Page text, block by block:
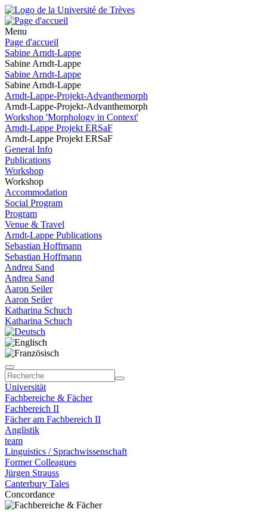
Menu
Page d'accueil
Sabine Arndt-Lappe
Sabine Arndt-Lappe
Sabine Arndt-Lappe
Sabine Arndt-Lappe
Arndt-Lappe-Projekt-Advanthemorph
Arndt-Lappe-Projekt-Advanthemorph
Workshop 'Morphology in Context'
Arndt-Lappe Projekt ERSaF
Arndt-Lappe Projekt ERSaF
General Info
Publications
Workshop
Workshop
Accommodation
Social Program
Program
Venue & Travel
Arndt-Lappe Publications
Sebastian Hoffmann
Sebastian Hoffmann
Andrea Sand
Andrea Sand
Aaron Seiler
Aaron Seiler
Katharina Schuch
Katharina Schuch
Universität
Fachbereiche & Fächer
Fachbereich II
Fächer am Fachbereich II
Anglistik
team
Linguistics / Sprachwissenschaft
Former Colleagues
Jürgen Strauss
Canterbury Tales
Concordance